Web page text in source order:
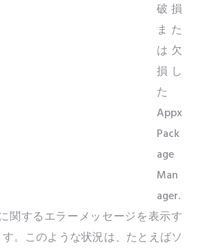
破損
また
は欠
損し
た
Appx
Pack
age
Man
ager.
関するエラーメッセージを表示す
。このような状況は、たとえばソ